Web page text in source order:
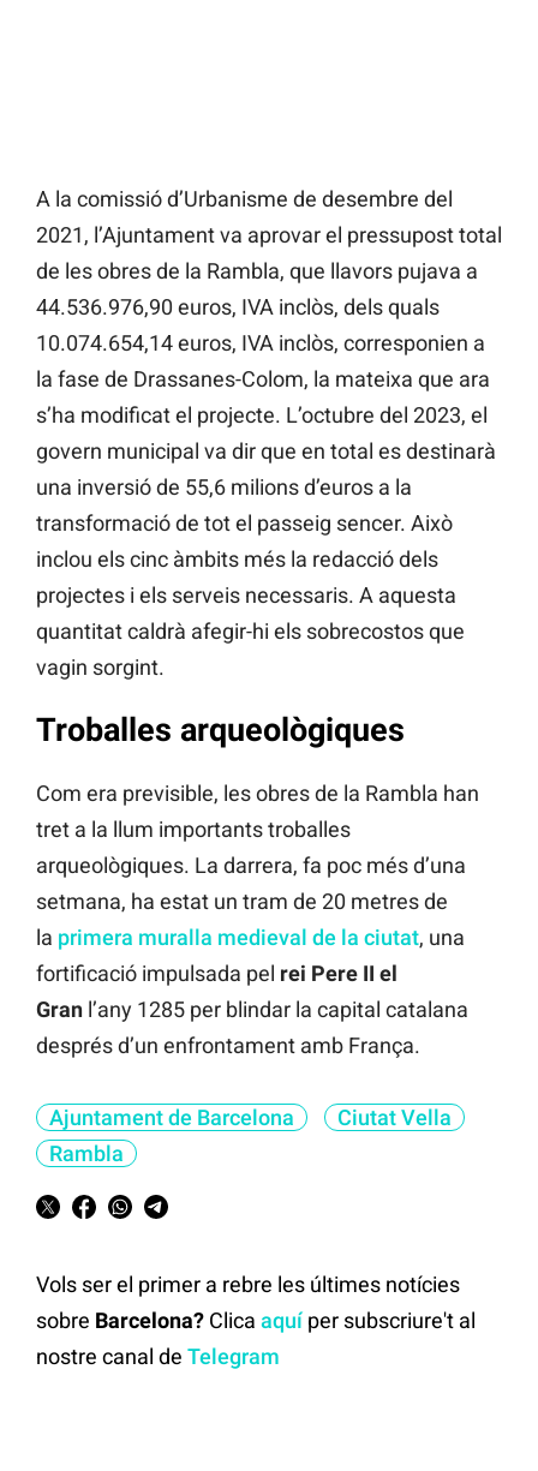
A la comissió d’Urbanisme de desembre del
2021, l’Ajuntament va aprovar el pressupost total
de les obres de la Rambla, que llavors pujava a
44.536.976,90 euros, IVA inclòs, dels quals
10.074.654,14 euros, IVA inclòs, corresponien a
la fase de Drassanes-Colom, la mateixa que ara
s’ha modificat el projecte. L’octubre del 2023, el
govern municipal va dir que en total es destinarà
una inversió de 55,6 milions d’euros a la
transformació de tot el passeig sencer. Això
inclou els cinc àmbits més la redacció dels
projectes i els serveis necessaris. A aquesta
quantitat caldrà afegir-hi els sobrecostos que
vagin sorgint.
Troballes arqueològiques
Com era previsible, les obres de la Rambla han
tret a la llum importants troballes
arqueològiques. La darrera, fa poc més d’una
setmana, ha estat un tram de 20 metres de
la primera muralla medieval de la ciutat, una
fortificació impulsada pel rei Pere II el
Gran l’any 1285 per blindar la capital catalana
després d’un enfrontament amb França.
Ajuntament de Barcelona
Ciutat Vella
Rambla
Vols ser el primer a rebre les últimes notícies
sobre Barcelona? Clica aquíper subscriure't al
nostre canal de Telegram